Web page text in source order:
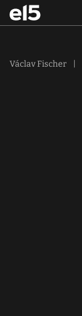
Václav Fischer